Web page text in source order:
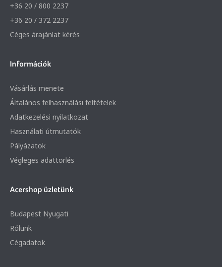
+36 20 / 800 2237
+36 20 / 372 2237
Céges árajánlat kérés
Információk
Vásárlás menete
Általános felhasználási feltételek
Adatkezelési nyilatkozat
Használati útmutatók
Pályázatok
Végleges adattörlés
Acershop üzletünk
Budapest Nyugati
Rólunk
Cégadatok